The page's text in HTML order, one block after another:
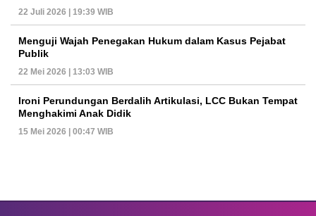
22 Juli 2026 | 19:39 WIB
Menguji Wajah Penegakan Hukum dalam Kasus Pejabat
Publik
22 Mei 2026 | 13:03 WIB
Ironi Perundungan Berdalih Artikulasi, LCC Bukan Tempat
Menghakimi Anak Didik
15 Mei 2026 | 00:47 WIB